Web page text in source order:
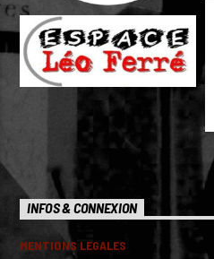
INFOS & CONNEXION
MENTIONS LEGALES